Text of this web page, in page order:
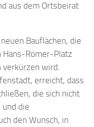
aus dem Ortsbeirat
Bauflächen, die
Hans-Römer-Platz
wird.
erreicht, dass
die sich nicht
und die
den Wunsch, in